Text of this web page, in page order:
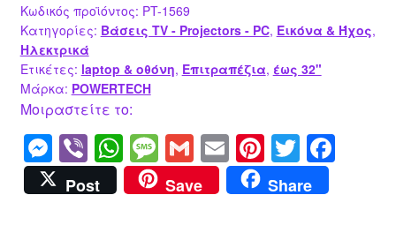
,
17-
32",
έως
10kg
Κωδικός προϊόντος: PT-1569
Κατηγορίες: Βάσεις TV - Projectors - PC, Εικόνα & Ήχος,
Ηλεκτρικά
Ετικέτες: laptop & οθόνη, Επιτραπέζια, έως 32"
Μάρκα: POWERTECH
Μοιραστείτε το:
M
e
ss
Vi
b
er
W
h
at
M
e
ss
G
m
ail
E
m
ail
Pi
nt
er
T
wi
tt
F
Post Save Share